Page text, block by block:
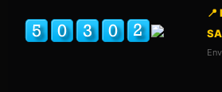
📍